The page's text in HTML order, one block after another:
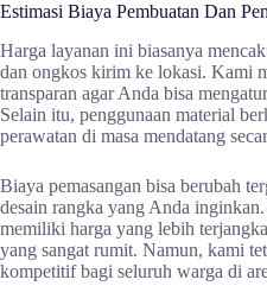
Estimasi Biaya Pembuatan Dan
Harga layanan ini biasanya
dan ongkos kirim ke lokasi. Kami
transparan agar Anda bisa
Selain itu, penggunaan material
perawatan di masa mendatang
Biaya pemasangan bisa berubah
desain rangka yang Anda
memiliki harga yang lebih
yang sangat rumit. Namun, kami
kompetitif bagi seluruh warga di